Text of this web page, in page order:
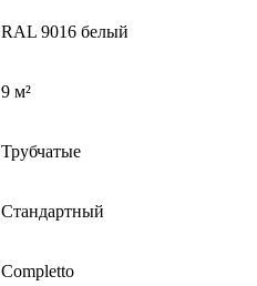
RAL 9016 белый
9 м²
Трубчатые
Стандартный
Completto